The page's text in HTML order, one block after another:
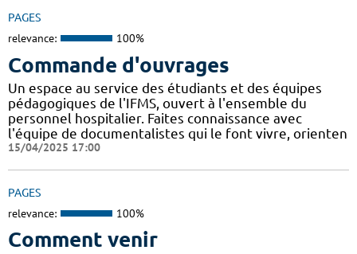
PAGES
relevance: 100%
Commande d'ouvrages
Un espace au service des étudiants et des équipes
pédagogiques de l'IFMS, ouvert à l'ensemble du
personnel hospitalier. Faites connaissance avec
l'équipe de documentalistes qui le font vivre, orienten
15/04/2025 17:00
PAGES
relevance: 100%
Comment venir